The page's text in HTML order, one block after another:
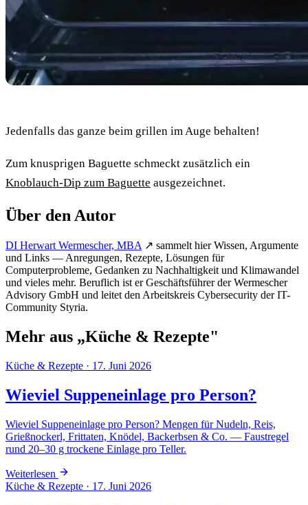
Jedenfalls das ganze beim grillen im Auge behalten!
Zum knusprigen Baguette schmeckt zusätzlich ein
Knoblauch-Dip zum Baguette ausgezeichnet.
Über den Autor
DI Herwart Wermescher, MBA ↗ sammelt hier Wissen, Argumente
und Links — Anregungen, Rezepte, Lösungen für
Computerprobleme, Gedanken zu Nachhaltigkeit und Klimawandel
und vieles mehr. Beruflich ist er Geschäftsführer der Wermescher
Advisory GmbH und leitet den Arbeitskreis Cybersecurity der IT-
Community Styria.
Mehr aus „Küche & Rezepte"
Küche & Rezepte · 17. Juni 2026
Wieviel Suppeneinlage pro Person?
Wieviel Suppeneinlage pro Person? Mengen für Nudeln, Reis,
Grießnockerl, Frittaten, Knödel, Backerbsen & Co. — Faustregel
rund 20–30 g trockene Einlage pro Teller.
Weiterlesen
Küche & Rezepte · 17. Juni 2026